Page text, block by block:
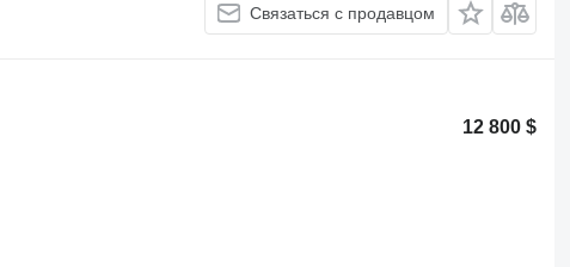
Связаться с продавцом
12 800 $